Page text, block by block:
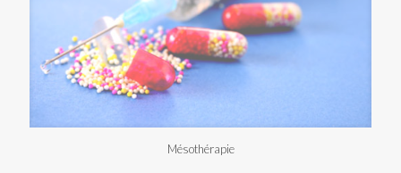
Mésothérapie